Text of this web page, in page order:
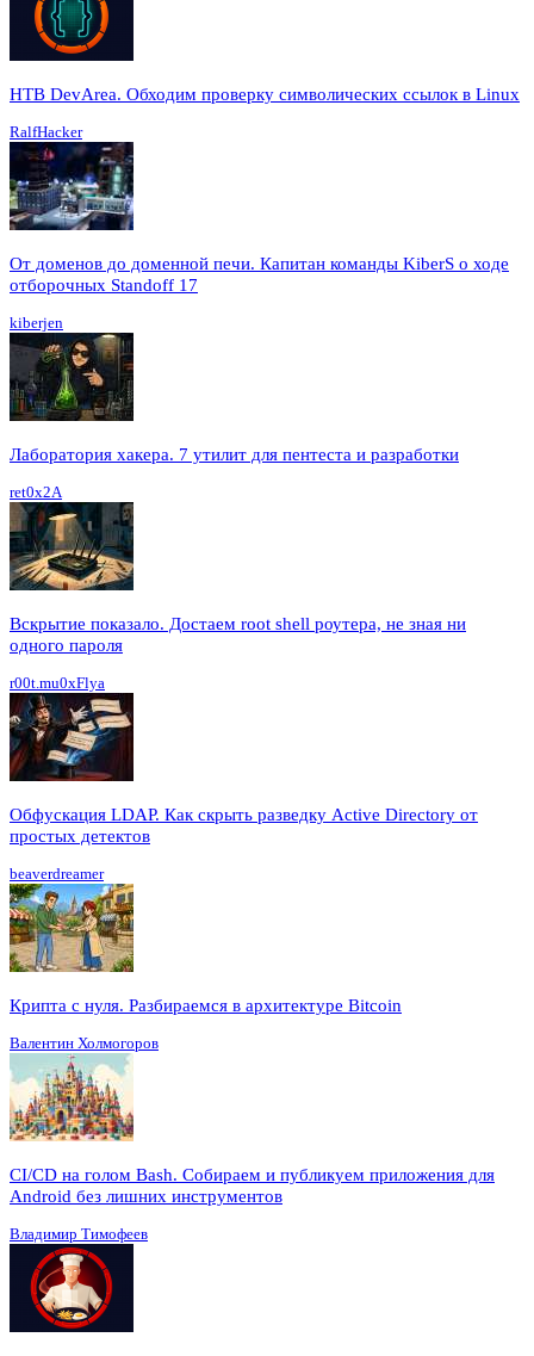
HTB DevArea. Обходим проверку символических ссылок в Linux
RalfHacker
От доменов до доменной печи. Капитан команды KiberS о ходе
отборочных Standoff 17
kiberjen
Лаборатория хакера. 7 утилит для пентеста и разработки
ret0x2A
Вскрытие показало. Достаем root shell роутера, не зная ни
одного пароля
r00t.mu0xFlya
Обфускация LDAP. Как скрыть разведку Active Directory от
простых детектов
beaverdreamer
Крипта с нуля. Разбираемся в архитектуре Bitcoin
Валентин Холмогоров
CI/CD на голом Bash. Собираем и публикуем приложения для
Android без лишних инструментов
Владимир Тимофеев